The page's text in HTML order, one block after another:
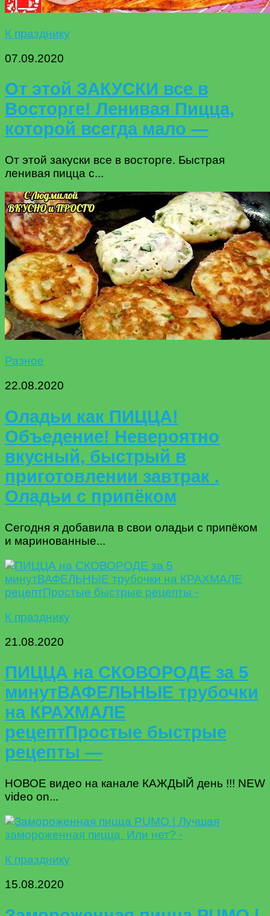
К празднику
07.09.2020
От этой ЗАКУСКИ все в
Восторге! Ленивая Пицца,
которой всегда мало —
От этой закуски все в восторге. Быстрая
ленивая пицца с...
Разное
22.08.2020
Оладьи как ПИЦЦА!
Объедение! Невероятно
вкусный, быстрый в
приготовлении завтрак .
Оладьи с припёком
Сегодня я добавила в свои оладьи с припёком
и маринованные...
К празднику
21.08.2020
ПИЦЦА на СКОВОРОДЕ за 5
минутВАФЕЛЬНЫЕ трубочки
на КРАХМАЛЕ
рецептПростые быстрые
рецепты —
НОВОЕ видео на канале КАЖДЫЙ день !!! NEW
video on...
К празднику
15.08.2020